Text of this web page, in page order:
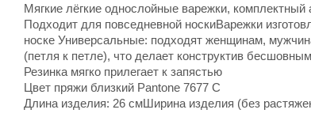
Мягкие лёгкие однослойные варежки,
Подходит для повседневной носкиВарежки
носке Универсальные: подходят женщинам,
(петля к петле), что делает конструктив
Резинка мягко прилегает к запястью
Цвет пряжи близкий Pantonе 7677 С
Длина изделия: 26 смШирина изделия (без